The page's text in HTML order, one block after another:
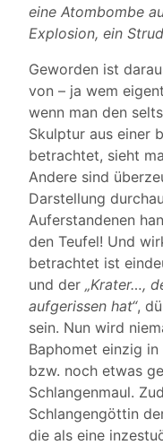
eine Atombombe
Explosion, ein
Geworden ist
von – ja wem
wenn man den
Skulptur aus einer
betrachtet, sieht
Andere sind
Darstellung
Auferstandenen
den Teufel! Und
betrachtet ist
und der „Krater…,
aufgerissen hat“,
sein. Nun wird
Baphomet einzig
bzw. noch etwas
Schlangenmaul.
Schlangengöttin
die als eine